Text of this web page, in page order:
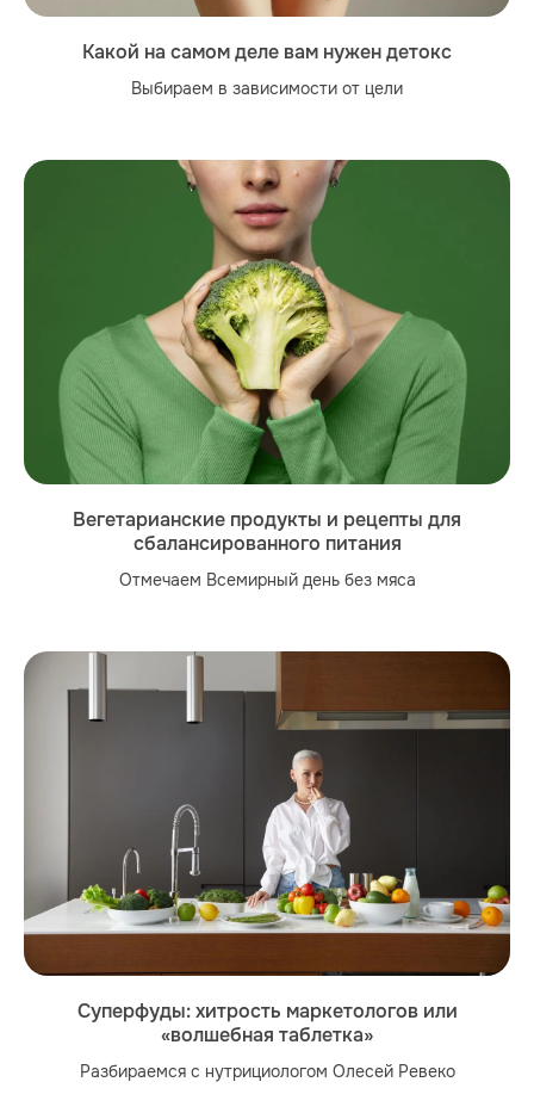
Какой на самом деле вам нужен детокс
Выбираем в зависимости от цели
Вегетарианские продукты и рецепты для
сбалансированного питания
Отмечаем Всемирный день без мяса
Суперфуды: хитрость маркетологов или
«волшебная таблетка»
Разбираемся с нутрициологом Олесей Ревеко